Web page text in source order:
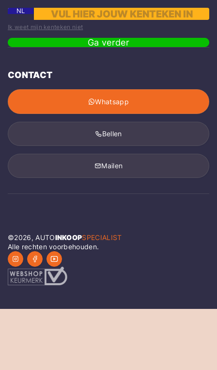
NL
Ik weet mijn kenteken niet
Ga verder
CONTACT
Whatsapp
Bellen
Mailen
©2026, AUTOINKOOPSPECIALIST
Alle rechten voorbehouden.